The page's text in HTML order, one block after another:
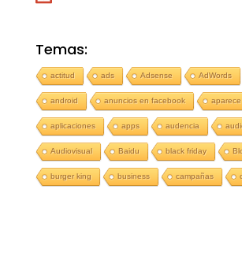
Temas:
actitud ads Adsense AdWords
android anuncios en facebook
aplicaciones apps audencia
Audiovisual Baidu black friday
burger king business campañas